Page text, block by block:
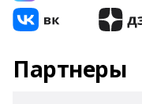
Партнеры